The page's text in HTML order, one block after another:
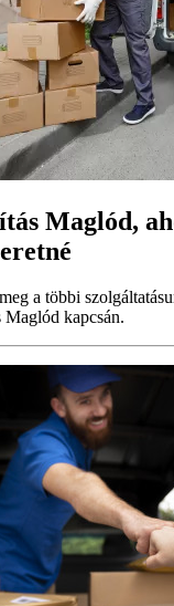
Maglód,
a többi
Maglód kapcsán.